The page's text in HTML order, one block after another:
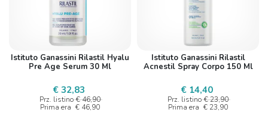
Istituto Ganassini Rilastil Hyalu
Pre Age Serum 30 Ml
€ 32,83
Prz. listino € 46,90
Prima era € 46,90
Istituto Ganassini Rilastil
Acnestil Spray Corpo 150 Ml
€ 14,40
Prz. listino € 23,90
Prima era € 23,90